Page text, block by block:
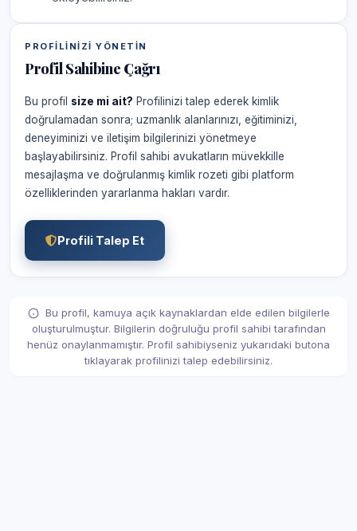
PROFILINIZI YÖNETIN
Profil Sahibine Çağrı
Bu profil size mi ait? Profilinizi talep ederek kimlik
doğrulamadan sonra; uzmanlık alanlarınızı, eğitiminizi,
deneyiminizi ve iletişim bilgilerinizi yönetmeye
başlayabilirsiniz. Profil sahibi avukatların müvekkille
mesajlaşma ve doğrulanmış kimlik rozeti gibi platform
özelliklerinden yararlanma hakları vardır.
Profili Talep Et
Bu profil, kamuya açık kaynaklardan elde edilen bilgilerle
oluşturulmuştur. Bilgilerin doğruluğu profil sahibi tarafından
henüz onaylanmamıştır. Profil sahibiyseniz yukarıdaki butona
tıklayarak profilinizi talep edebilirsiniz.